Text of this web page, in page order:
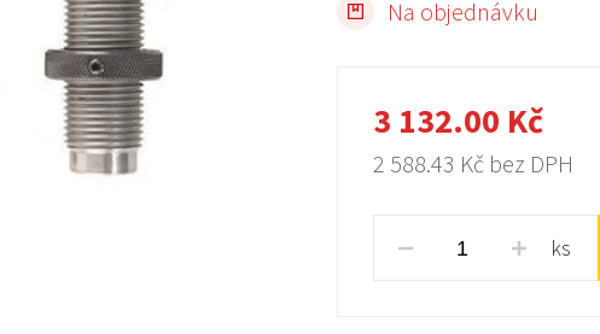
Na objednávku
3 132.00 Kč
2 588.43 Kč bez DPH
ks